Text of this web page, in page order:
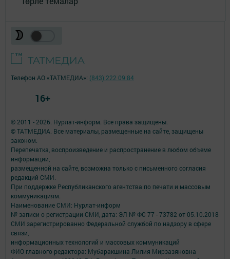
© 2011 - 2026. Нурлат-⁠информ. Все права защищены.
© ТАТМЕДИА. Все материалы, размещенные на сайте, защищены
законом.
Перепечатка, воспроизведение и распространение в любом объеме
информации,
размещенной на сайте, возможна только с письменного согласия
редакций СМИ.
При поддержке Республиканского агентства по печати и массовым
коммуникациям.
Наименование СМИ: Нурлат-⁠информ
№ записи о регистрации СМИ, дата: ЭЛ № ФС 77 -⁠ 73782 от 05.10.2018
СМИ зарегистрированно Федеральной службой по надзору в сфере
связи,
информационных технологий и массовых коммуникаций
ФИО главного редактора: Мубаракшина Лилия Мирзазяновна
Телефон АО «ТАТМЕДИА»: (843) 222 09 84
16+